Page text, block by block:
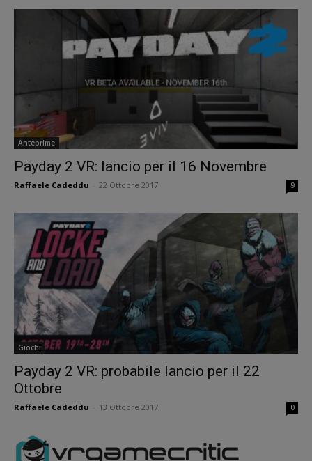
Anteprime
Payday 2 VR: lancio per il 16 Novembre
Raffaele Cadeddu 22 Ottobre 2017 9
Giochi
Payday 2 VR: probabile lancio per il 22
Ottobre
Raffaele Cadeddu 13 Ottobre 2017 0